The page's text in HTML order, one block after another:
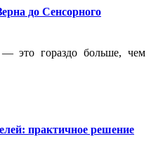
до Сенсорного
это гораздо больше, чем
практичное решение